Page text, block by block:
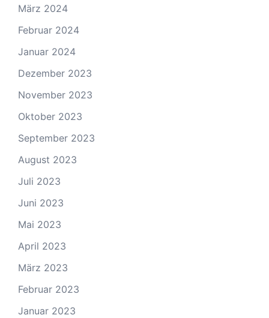
März 2024
Februar 2024
Januar 2024
Dezember 2023
November 2023
Oktober 2023
September 2023
August 2023
Juli 2023
Juni 2023
Mai 2023
April 2023
März 2023
Februar 2023
Januar 2023